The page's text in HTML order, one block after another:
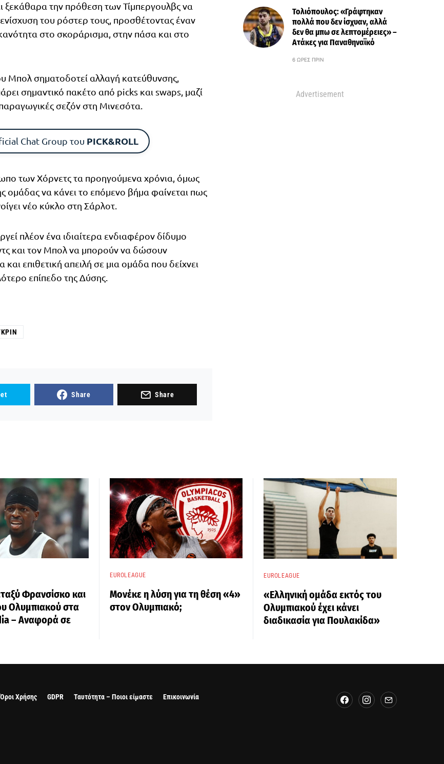
ξεκάθαρα την πρόθεση των Τίμπεργουλβς να
του ρόστερ τους, προσθέτοντας έναν
στο σκοράρισμα, στην πάσα και στο
Μπολ σηματοδοτεί αλλαγή κατεύθυνσης,
σημαντικό πακέτο από picks και swaps, μαζί
σεζόν στη Μινεσότα.
Chat Group του PICK&ROLL
των Χόρνετς τα προηγούμενα χρόνια, όμως
ομάδας να κάνει το επόμενο βήμα φαίνεται πως
νέο κύκλο στη Σάρλοτ.
πλέον ένα ιδιαίτερα ενδιαφέρον δίδυμο
και τον Μπολ να μπορούν να δώσουν
επιθετική απειλή σε μια ομάδα που δείχνει
επίπεδο της Δύσης.
Share Share
Τολιόπουλος: «Γράφτηκαν
πολλά που δεν ίσχυαν, αλλά
δεν θα μπω σε λεπτομέρειες» –
Ατάκες για Παναθηναϊκό
6 ΏΡΕΣ ΠΡΙΝ
Advertisement
Φρανσίσκο και
Ολυμπιακού στα
– Αναφορά σε
EUROLEAGUE
Μονέκε η λύση για τη θέση «4»
στον Ολυμπιακό;
EUROLEAGUE
«Ελληνική ομάδα εκτός του
Ολυμπιακού έχει κάνει
διαδικασία για Πουλακίδα»
Όροι Χρήσης GDPR Ταυτότητα – Ποιοι είμαστε Επικοινωνία